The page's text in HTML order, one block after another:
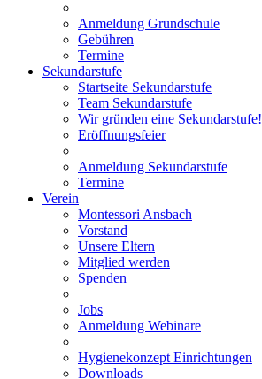
Anmeldung Grundschule
Gebühren
Termine
Sekundarstufe
Startseite Sekundarstufe
Team Sekundarstufe
Wir gründen eine Sekundarstufe!
Eröffnungsfeier
Anmeldung Sekundarstufe
Termine
Verein
Montessori Ansbach
Vorstand
Unsere Eltern
Mitglied werden
Spenden
Jobs
Anmeldung Webinare
Hygienekonzept Einrichtungen
Downloads